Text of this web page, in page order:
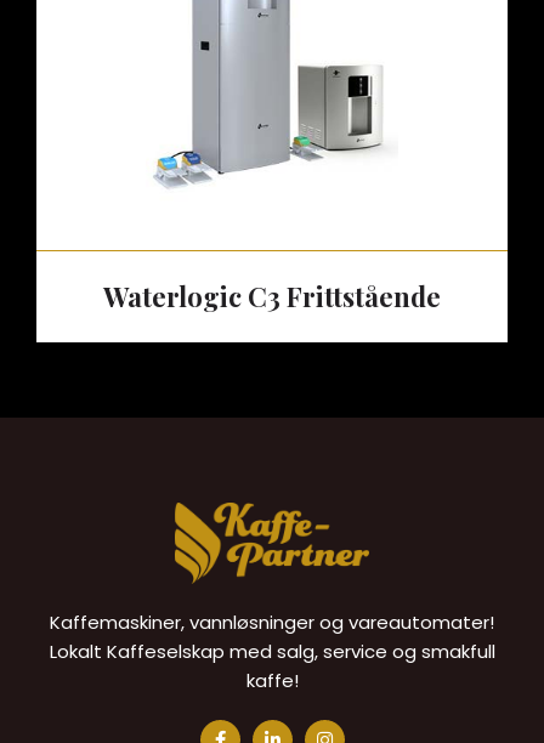
Waterlogic C3 Frittstående
Kaffemaskiner, vannløsninger og vareautomater!
Lokalt Kaffeselskap med salg, service og smakfull
kaffe!